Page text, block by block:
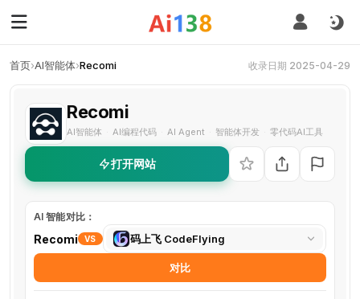
首页›AI智能体›Recomi 收录日期 2025-04-29
Recomi
AI智能体 AI编程代码 AI Agent 智能体开发 零代码AI工具
打开网站
AI 智能对比：
Recomi VS
选
择
码上飞 CodeFlying
对比